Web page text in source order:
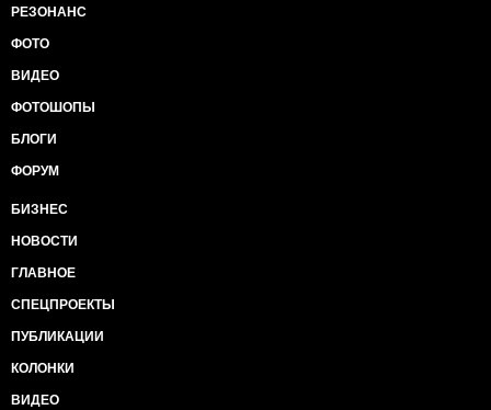
РЕЗОНАНС
ФОТО
ВИДЕО
ФОТОШОПЫ
БЛОГИ
ФОРУМ
БИЗНЕС
НОВОСТИ
ГЛАВНОЕ
СПЕЦПРОЕКТЫ
ПУБЛИКАЦИИ
КОЛОНКИ
ВИДЕО